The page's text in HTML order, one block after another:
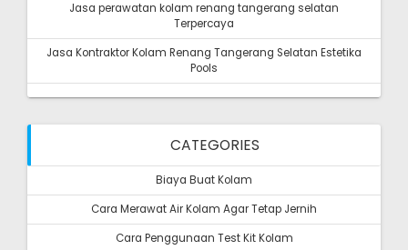
Jasa perawatan kolam renang tangerang selatan
Terpercaya
Jasa Kontraktor Kolam Renang Tangerang Selatan Estetika
Pools
CATEGORIES
Biaya Buat Kolam
Cara Merawat Air Kolam Agar Tetap Jernih
Cara Penggunaan Test Kit Kolam